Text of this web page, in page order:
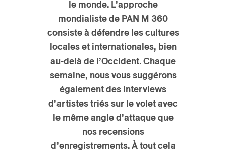
le monde. L’approche
mondialiste de PAN M 360
consiste à défendre les cultures
locales et internationales, bien
au-delà de l’Occident. Chaque
semaine, nous vous suggérons
également des interviews
d’artistes triés sur le volet avec
le même angle d’attaque que
nos recensions
d’enregistrements. À tout cela